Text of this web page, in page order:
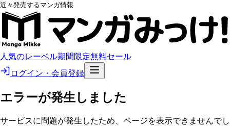
近々発売するマンガ情報
人気のレーベル期間限定無料セール
ログイン・会員登録
エラーが発生しました
サービスに問題が発生したため、ページを表示できませんでし